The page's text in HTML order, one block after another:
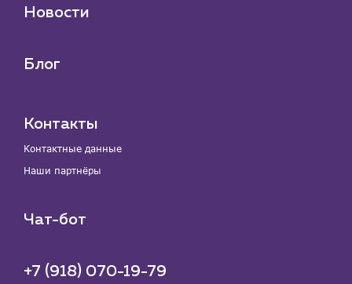
Новости
Блог
Контакты
Контактные данные
Наши партнёры
Чат-бот
+7 (918) 070-19-79